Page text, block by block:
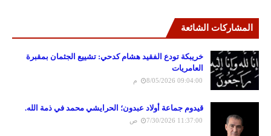
المشاركات الشائعة
خريبكة تودع الفقيد هشام كدحي: تشييع الجثمان بمقبرة
العامريات
8/05/2026 09:04:00 م
قيدوم جماعة أولاد عبدون؛ الحرايشي محمد في ذمة الله.
7/30/2026 11:37:00 ص